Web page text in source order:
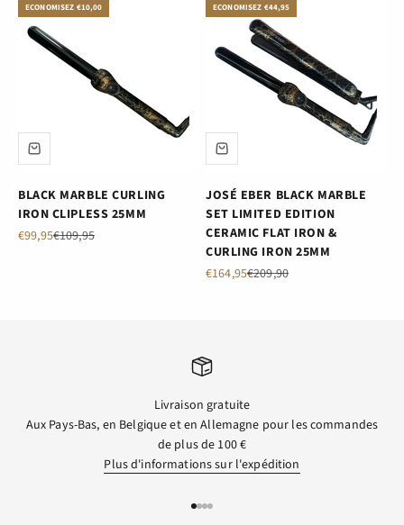
ECONOMISEZ €10,00
BLACK MARBLE CURLING
IRON CLIPLESS 25MM
Prix de vente
€99,95Prix normal
€109,95
ECONOMISEZ €44,95
JOSÉ EBER BLACK MARBLE
SET LIMITED EDITION
CERAMIC FLAT IRON &
CURLING IRON 25MM
Prix de vente
€164,95Prix normal
€209,90
Livraison gratuite
Aux Pays-Bas, en Belgique et en Allemagne pour les commandes
de plus de 100 €
Plus d'informations sur l'expédition
ALLER À L'ÉLÉMENT 1
ALLER À L'ÉLÉMENT 2
ALLER À L'ÉLÉMENT 3
ALLER À L'ÉLÉMENT 4